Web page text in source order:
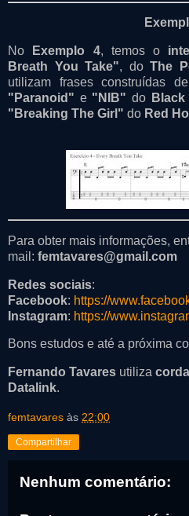
No Exemplo 4, temos o
Breath You Take", do The
utilizam frases construídas
"Paranoid" e "NIB" do Black
"Breaking The Girl" do Red
Para obter mais informações,
mail: femtavares@gmail.com
Redes sociais:
Facebook: https://
Instagram: https://
Bons estudos e até a próxima
Fernando Tavares utiliza
Datalink.
femtavares às 22:00
Compartilhar
Nenhum comentário: